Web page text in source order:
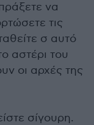
να
τις
σ αυτό
αστέρι του
οι αρχές της
σίγουρη.